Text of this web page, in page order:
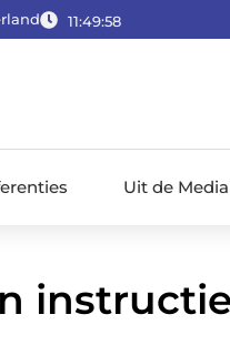
11:49:59
Uit de Media